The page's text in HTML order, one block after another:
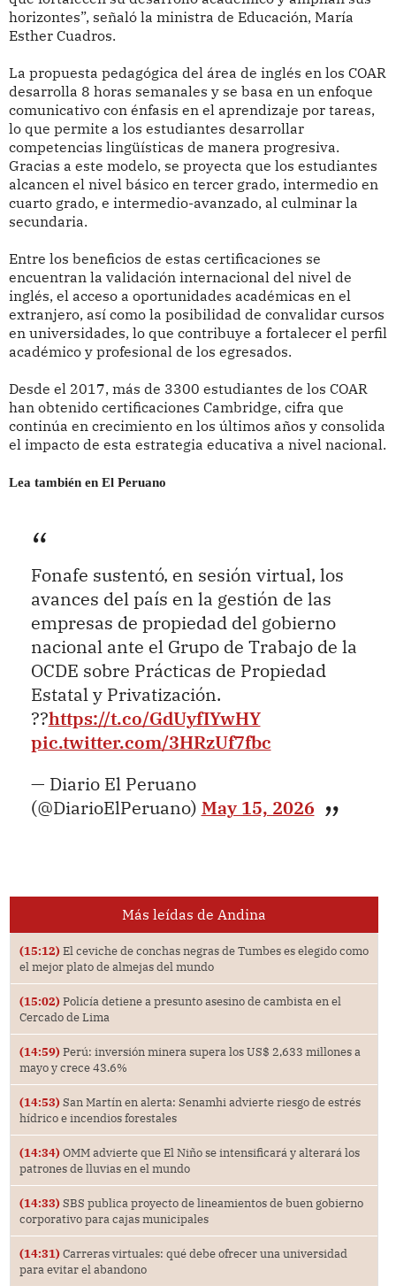
horizontes”, señaló la ministra de Educación, María
Esther Cuadros.
La propuesta pedagógica del área de inglés en los COAR
desarrolla 8 horas semanales y se basa en un enfoque
comunicativo con énfasis en el aprendizaje por tareas,
lo que permite a los estudiantes desarrollar
competencias lingüísticas de manera progresiva.
Gracias a este modelo, se proyecta que los estudiantes
alcancen el nivel básico en tercer grado, intermedio en
cuarto grado, e intermedio-avanzado, al culminar la
secundaria.
Entre los beneficios de estas certificaciones se
encuentran la validación internacional del nivel de
inglés, el acceso a oportunidades académicas en el
extranjero, así como la posibilidad de convalidar cursos
en universidades, lo que contribuye a fortalecer el perfil
académico y profesional de los egresados.
Desde el 2017, más de 3300 estudiantes de los COAR
han obtenido certificaciones Cambridge, cifra que
continúa en crecimiento en los últimos años y consolida
el impacto de esta estrategia educativa a nivel nacional.
Lea también en El Peruano
Fonafe sustentó, en sesión virtual, los
avances del país en la gestión de las
empresas de propiedad del gobierno
nacional ante el Grupo de Trabajo de la
OCDE sobre Prácticas de Propiedad
Estatal y Privatización.
??https://t.co/GdUyfIYwHY
pic.twitter.com/3HRzUf7fbc
— Diario El Peruano
(@DiarioElPeruano) May 15, 2026
Más leídas de Andina
(15:12) El ceviche de conchas negras de Tumbes es elegido como
el mejor plato de almejas del mundo
(15:02) Policía detiene a presunto asesino de cambista en el
Cercado de Lima
(14:59) Perú: inversión minera supera los US$ 2,633 millones a
mayo y crece 43.6%
(14:53) San Martín en alerta: Senamhi advierte riesgo de estrés
hídrico e incendios forestales
(14:34) OMM advierte que El Niño se intensificará y alterará los
patrones de lluvias en el mundo
(14:33) SBS publica proyecto de lineamientos de buen gobierno
corporativo para cajas municipales
(14:31) Carreras virtuales: qué debe ofrecer una universidad
para evitar el abandono